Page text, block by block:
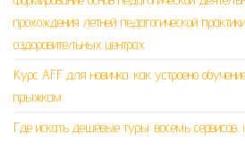
прохождения летней педагогической
оздоровительных центрах
Курс AFF для новичка: как устроено
прыжкам
Где искать дешёвые туры: восемь